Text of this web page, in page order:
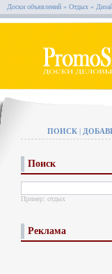
Доски объявлений » Отдых »
ПОИСК|
Поиск
Пример: отдых
Реклама